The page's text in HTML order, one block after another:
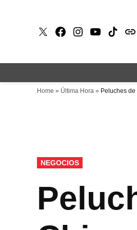
X Faceboook
Instagram
Youtube
Tiktok
Home » Última Hora » Peluches
PUBLICADO
EN
NEGOCIOS